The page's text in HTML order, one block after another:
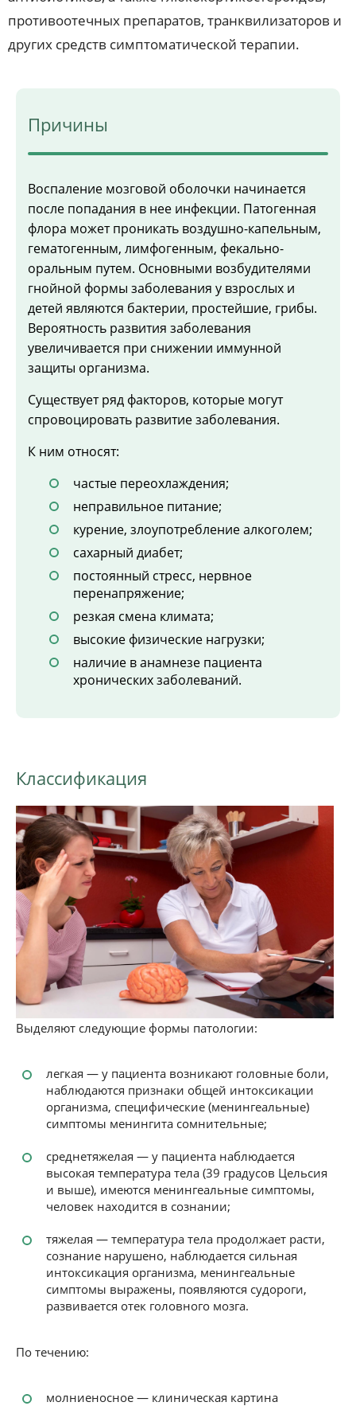
противоотечных препаратов, транквилизаторов и
других средств симптоматической терапии.
Причины
Воспаление мозговой оболочки начинается
после попадания в нее инфекции. Патогенная
флора может проникать воздушно-капельным,
гематогенным, лимфогенным, фекально-
оральным путем. Основными возбудителями
гнойной формы заболевания у взрослых и
детей являются бактерии, простейшие, грибы.
Вероятность развития заболевания
увеличивается при снижении иммунной
защиты организма.
Существует ряд факторов, которые могут
спровоцировать развитие заболевания.
К ним относят:
частые переохлаждения;
неправильное питание;
курение, злоупотребление алкоголем;
сахарный диабет;
постоянный стресс, нервное
перенапряжение;
резкая смена климата;
высокие физические нагрузки;
наличие в анамнезе пациента
хронических заболеваний.
Классификация
Выделяют следующие формы патологии:
легкая — у пациента возникают головные боли,
наблюдаются признаки общей интоксикации
организма, специфические (менингеальные)
симптомы менингита сомнительные;
среднетяжелая — у пациента наблюдается
высокая температура тела (39 градусов Цельсия
и выше), имеются менингеальные симптомы,
человек находится в сознании;
тяжелая — температура тела продолжает расти,
сознание нарушено, наблюдается сильная
интоксикация организма, менингеальные
симптомы выражены, появляются судороги,
развивается отек головного мозга.
По течению:
молниеносное — клиническая картина